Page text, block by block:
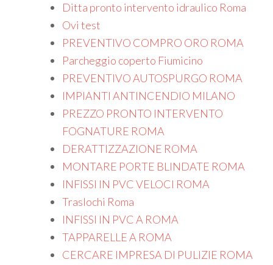
Ditta pronto intervento idraulico Roma
Ovi test
PREVENTIVO COMPRO ORO ROMA
Parcheggio coperto Fiumicino
PREVENTIVO AUTOSPURGO ROMA
IMPIANTI ANTINCENDIO MILANO
PREZZO PRONTO INTERVENTO
FOGNATURE ROMA
DERATTIZZAZIONE ROMA
MONTARE PORTE BLINDATE ROMA
INFISSI IN PVC VELOCI ROMA
Traslochi Roma
INFISSI IN PVC A ROMA
TAPPARELLE A ROMA
CERCARE IMPRESA DI PULIZIE ROMA